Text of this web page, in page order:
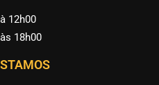
12h00
18h00